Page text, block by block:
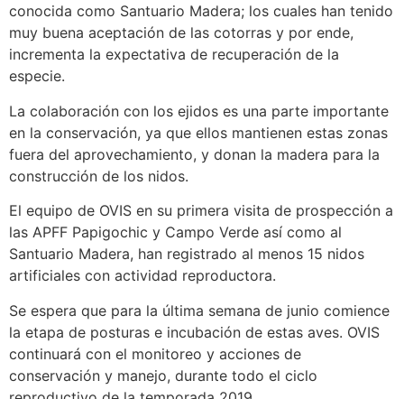
conocida como Santuario Madera; los cuales han tenido
muy buena aceptación de las cotorras y por ende,
incrementa la expectativa de recuperación de la
especie.
La colaboración con los ejidos es una parte importante
en la conservación, ya que ellos mantienen estas zonas
fuera del aprovechamiento, y donan la madera para la
construcción de los nidos.
El equipo de OVIS en su primera visita de prospección a
las APFF Papigochic y Campo Verde así como al
Santuario Madera, han registrado al menos 15 nidos
artificiales con actividad reproductora.
Se espera que para la última semana de junio comience
la etapa de posturas e incubación de estas aves. OVIS
continuará con el monitoreo y acciones de
conservación y manejo, durante todo el ciclo